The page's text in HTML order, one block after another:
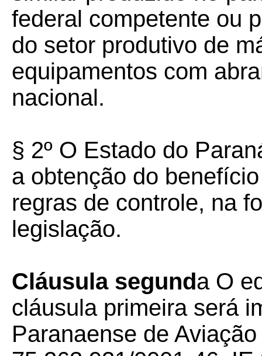
federal competente ou
do setor produtivo de
equipamentos com
nacional.
§ 2º O Estado do
a obtenção do
regras de controle, na
legislação.
Cláusula segunda O
cláusula primeira será
Paranaense de